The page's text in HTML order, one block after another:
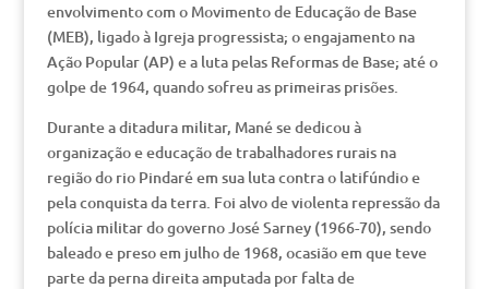
envolvimento com o Movimento de Educação de Base
(MEB), ligado à Igreja progressista; o engajamento na
Ação Popular (AP) e a luta pelas Reformas de Base; até o
golpe de 1964, quando sofreu as primeiras prisões.
Durante a ditadura militar, Mané se dedicou à
organização e educação de trabalhadores rurais na
região do rio Pindaré em sua luta contra o latifúndio e
pela conquista da terra. Foi alvo de violenta repressão da
polícia militar do governo José Sarney (1966-70), sendo
baleado e preso em julho de 1968, ocasião em que teve
parte da perna direita amputada por falta de